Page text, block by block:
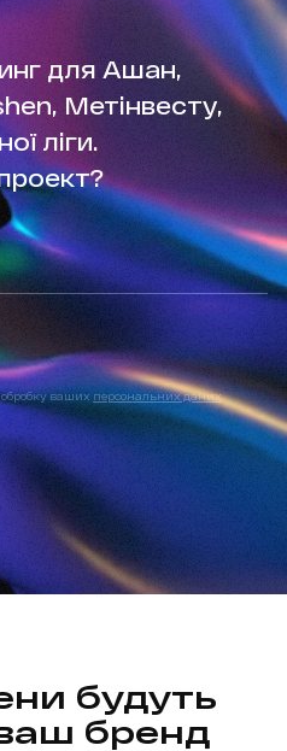
для Ашан,
Метінвесту,
ліги.
обробку вашихперсональних даних
будуть
бренд